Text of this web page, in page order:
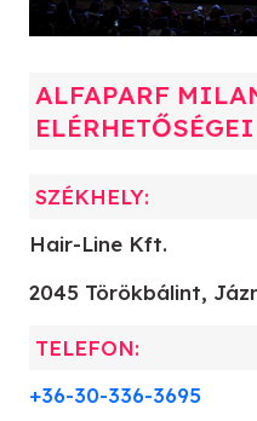
ALFAPARF
ELÉRHETŐSÉGEI
SZÉKHELY:
Hair-Line Kft.
2045 Törökbálint,
TELEFON:
+36-30-336-3695